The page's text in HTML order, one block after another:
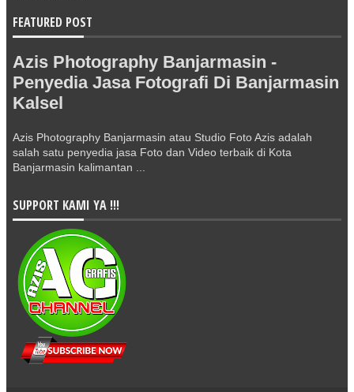
FEATURED POST
Azis Photography Banjarmasin -
Penyedia Jasa Fotografi Di Banjarmasin
Kalsel
Azis Photography Banjarmasin atau Studio Foto Azis adalah
salah satu penyedia jasa Foto dan Video terbaik di Kota
Banjarmasin kalimantan ...
SUPPORT KAMI YA !!!